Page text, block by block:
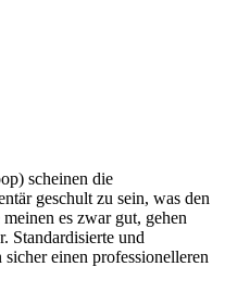
scheinen die
geschult zu sein, was den
es zwar gut, gehen
Standardisierte und
einen professionelleren